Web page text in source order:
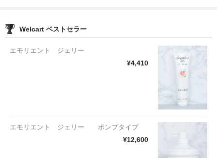
Welcart ベストセラー
エモリエント ジェリー
¥4,410
エモリエント ジェリー ポンプタイプ
¥12,600